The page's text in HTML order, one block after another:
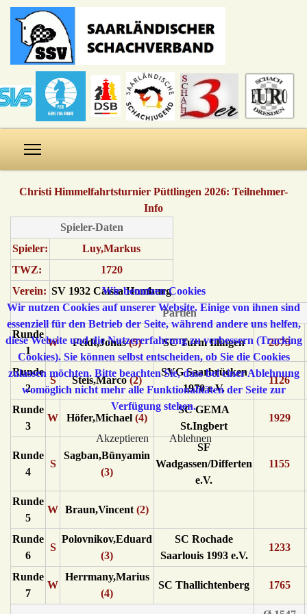
Christi Himmelfahrtsturnier Püttlingen 2026: Teilnehmer-
Info
Spieler-Daten
Spieler:
Luy,Markus
TWZ:
1720
Verein: SV 1932 Caissa Homburg
Partien
Runde
1
W Feidt,Jonas(5) SC Turm Illingen 2075
Runde
2
S Steis,Marco(2)
SVG Saarbrücken
1970 e.V.
1126
Runde
3
W Höfer,Michael (4)
SC GEMA
St.Ingbert
1929
Runde
4
S
Sagban,Bünyamin
(3)
SF
Wadgassen/Differten
e.V.
1155
Runde
5
W Braun,Vincent (2)
Runde
6
S
Polovnikov,Eduard
(3)
SC Rochade
Saarlouis 1993 e.V.
1233
Runde
7
W
Herrmany,Marius
(4)
SC Thallichtenberg 1765
Wir benutzen Cookies
Wir nutzen Cookies auf unserer Website. Einige von ihnen sind
essenziell für den Betrieb der Seite, während andere uns helfen,
diese Website und die Nutzererfahrung zu verbessern (Tracking
Cookies). Sie können selbst entscheiden, ob Sie die Cookies
zulassen möchten. Bitte beachten Sie, dass bei einer Ablehnung
womöglich nicht mehr alle Funktionalitäten der Seite zur
Verfügung stehen.
Akzeptieren Ablehnen